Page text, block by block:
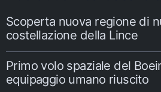
Scoperta nuova regione di
costellazione della Lince
Primo volo spaziale del
equipaggio umano riuscito